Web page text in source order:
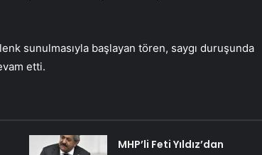
sunulmasıyla başlayan tören, saygı duruşunda
etti.
MHP’li Feti Yıldız’dan